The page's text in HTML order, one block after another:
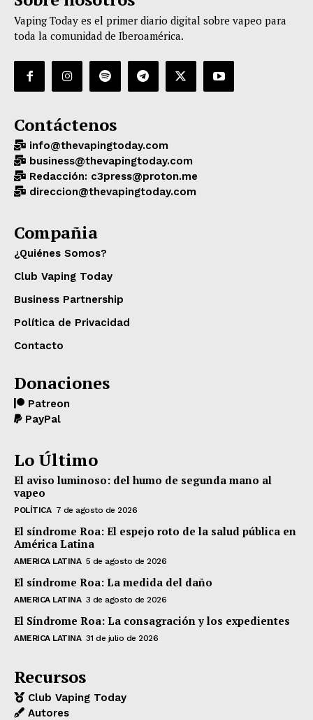
Vaping Today es el primer diario digital sobre vapeo para
toda la comunidad de Iberoamérica.
Contáctenos
info@thevapingtoday.com
business@thevapingtoday.com
Redacción: c3press@proton.me
direccion@thevapingtoday.com
Compañia
¿Quiénes Somos?
Club Vaping Today
Business Partnership
Política de Privacidad
Contacto
Donaciones
Patreon
PayPal
Lo Último
El aviso luminoso: del humo de segunda mano al
vapeo
POLÍTICA 7 de agosto de 2026
El síndrome Roa: El espejo roto de la salud pública en
América Latina
AMERICA LATINA 5 de agosto de 2026
El síndrome Roa: La medida del daño
AMERICA LATINA 3 de agosto de 2026
El Síndrome Roa: La consagración y los expedientes
AMERICA LATINA 31 de julio de 2026
Recursos
Club Vaping Today
Autores